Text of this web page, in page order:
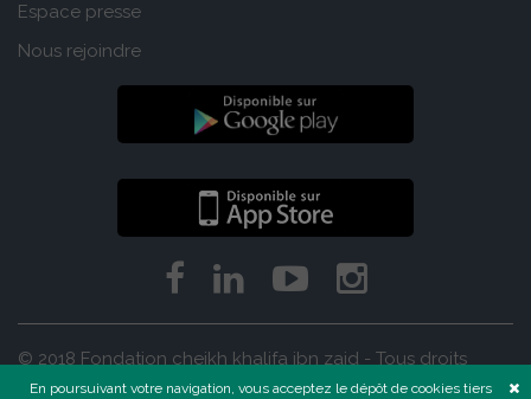
Espace presse
Nous rejoindre
© 2018 Fondation cheikh khalifa ibn zaid - Tous droits
réservés
En poursuivant votre navigation, vous acceptez le dépôt de cookies tiers